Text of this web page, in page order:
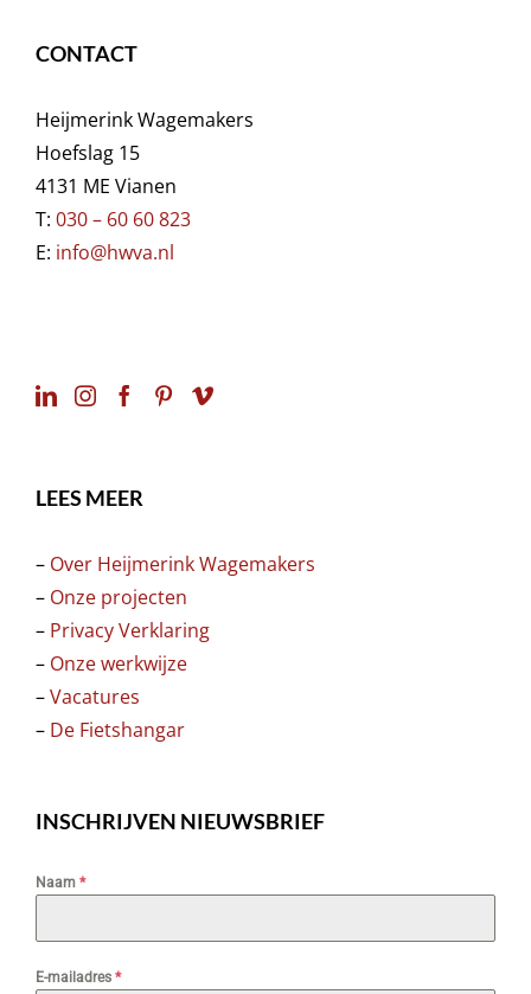
CONTACT
Heijmerink Wagemakers
Hoefslag 15
4131 ME Vianen
T: 030 – 60 60 823
E: info@hwva.nl
LEES MEER
– Over Heijmerink Wagemakers
– Onze projecten
– Privacy Verklaring
– Onze werkwijze
–Vacatures
– De Fietshangar
INSCHRIJVEN NIEUWSBRIEF
Naam *
E-mailadres *